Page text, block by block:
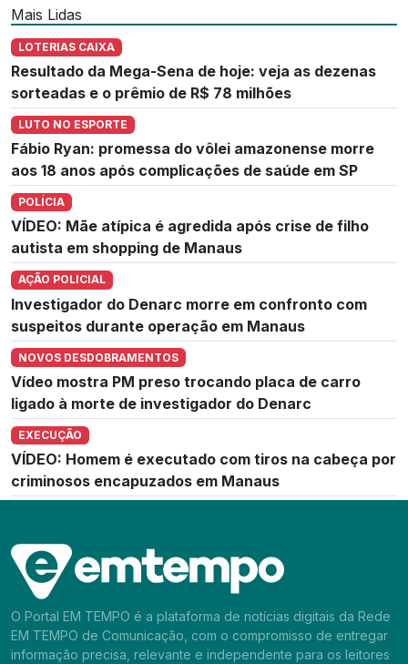
Mais Lidas
LOTERIAS CAIXA
Resultado da Mega-Sena de hoje: veja as dezenas
sorteadas e o prêmio de R$ 78 milhões
LUTO NO ESPORTE
Fábio Ryan: promessa do vôlei amazonense morre
aos 18 anos após complicações de saúde em SP
POLÍCIA
VÍDEO: Mãe atípica é agredida após crise de filho
autista em shopping de Manaus
AÇÃO POLICIAL
Investigador do Denarc morre em confronto com
suspeitos durante operação em Manaus
NOVOS DESDOBRAMENTOS
Vídeo mostra PM preso trocando placa de carro
ligado à morte de investigador do Denarc
EXECUÇÃO
VÍDEO: Homem é executado com tiros na cabeça por
criminosos encapuzados em Manaus
O Portal EM TEMPO é a plataforma de notícias digitais da Rede
EM TEMPO de Comunicação, com o compromisso de entregar
informação precisa, relevante e independente para os leitores